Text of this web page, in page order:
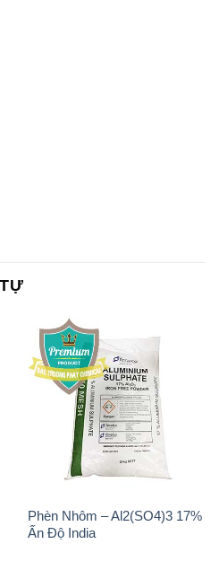
Phèn Nhôm – Al2(SO4)3 17%
Ấn Độ India